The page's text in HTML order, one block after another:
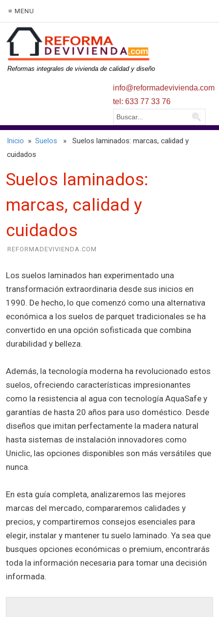
≡ MENU
Reformas integrales de vivienda de calidad y diseño
info@reformadevivienda.com
tel: 633 77 33 76
Inicio » Suelos » Suelos laminados: marcas, calidad y
cuidados
Suelos laminados:
marcas, calidad y
cuidados
REFORMADEVIVIENDA.COM
Los suelos laminados han experimentado una
transformación extraordinaria desde sus inicios en
1990. De hecho, lo que comenzó como una alternativa
económica a los suelos de parquet tradicionales se ha
convertido en una opción sofisticada que combina
durabilidad y belleza.
Además, la tecnología moderna ha revolucionado estos
suelos, ofreciendo características impresionantes
como la resistencia al agua con tecnología AquaSafe y
garantías de hasta 20 años para uso doméstico. Desde
diseños que imitan perfectamente la madera natural
hasta sistemas de instalación innovadores como
Uniclic, las opciones disponibles son más versátiles que
nunca.
En esta guía completa, analizaremos las mejores
marcas del mercado, compararemos calidades y
precios, y compartiremos consejos esenciales para
elegir, instalar y mantener tu suelo laminado. Ya sea que
busques opciones económicas o premium, encontrarás
toda la información necesaria para tomar una decisión
informada.